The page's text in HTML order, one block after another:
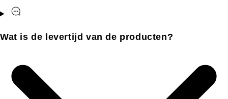
Wat is de levertijd van de producten?